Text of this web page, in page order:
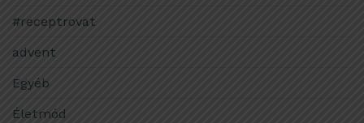
#receptrovat
advent
Egyéb
Életmód